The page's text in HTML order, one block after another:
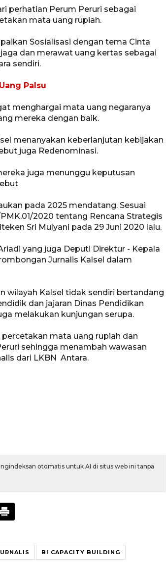
perhatian Perum Peruri sebagai
mata uang rupiah.
Sosialisasi dengan tema Cinta
dan merawat uang kertas sebagai
sendiri.
Palsu
menghargai mata uang negaranya
mereka dengan baik.
menanyakan keberlanjutan kebijakan
juga Redenominasi.
juga menunggu keputusan
pada 2025 mendatang. Sesuai
2020 tentang Rencana Strategis
Sri Mulyani pada 29 Juni 2020 lalu.
yang juga Deputi Direktur - Kepala
Jurnalis Kalsel dalam
wilayah Kalsel tidak sendiri bertandang
dan jajaran Dinas Pendidikan
melakukan kunjungan serupa.
mata uang rupiah dan
sehingga menambah wawasan
dari LKBN Antara.
otomatis untuk AI di situs web ini tanpa
BI CAPACITY BUILDING
Awas penipuan berbasis AI